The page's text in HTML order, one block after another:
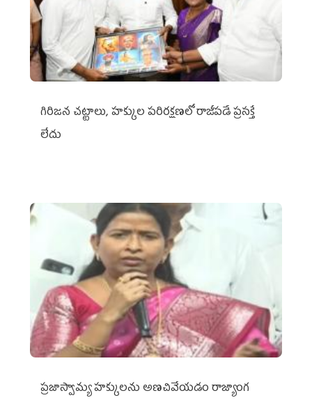
గిరిజన చట్టాలు, హక్కుల పరిరక్షణలో రాజీపడే ప్రసక్తే
లేదు
ప్రజాస్వామ్య హక్కులను అణచివేయడం రాజ్యాంగ